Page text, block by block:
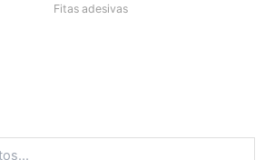
Fitas adesivas